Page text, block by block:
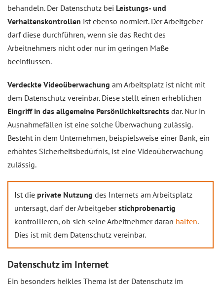
behandeln. Der Datenschutz bei Leistungs- und
Verhaltenskontrollen ist ebenso normiert. Der Arbeitgeber
darf diese durchführen, wenn sie das Recht des
Arbeitnehmers nicht oder nur im geringen Maße
beeinflussen.
Verdeckte Videoüberwachung am Arbeitsplatz ist nicht mit
dem Datenschutz vereinbar. Diese stellt einen erheblichen
Eingriff in das allgemeine Persönlichkeitsrechts dar. Nur in
Ausnahmefällen ist eine solche Überwachung zulässig.
Besteht in dem Unternehmen, beispielsweise einer Bank, ein
erhöhtes Sicherheitsbedürfnis, ist eine Videoüberwachung
zulässig.
Ist die private Nutzung des Internets am Arbeitsplatz
untersagt, darf der Arbeitgeberstichprobenartig
kontrollieren, ob sich seine Arbeitnehmer daran halten.
Dies ist mit dem Datenschutz vereinbar.
Datenschutz im Internet
Ein besonders heikles Thema ist der Datenschutz im